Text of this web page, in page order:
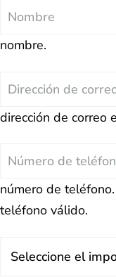
Nombre
nombre.
Correo
dirección de correo
Teléfono
número de teléfono.
teléfono válido.